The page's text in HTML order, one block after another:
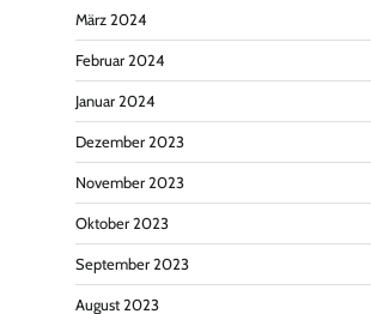
März 2024
Februar 2024
Januar 2024
Dezember 2023
November 2023
Oktober 2023
September 2023
August 2023